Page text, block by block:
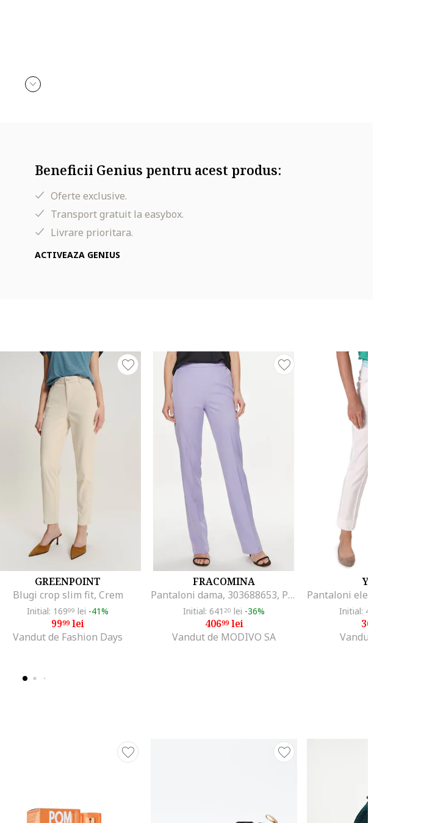
Beneficii Genius pentru acest produs:
Oferte exclusive.
Transport gratuit la easybox.
Livrare prioritara.
ACTIVEAZA GENIUS
GREENPOINT
Blugi crop slim fit, Crem
Initial: 16999 lei -41%
9999lei
Vandut de Fashion Days
FRACOMINA
Pantaloni dama, 303688653, Poliester, Violet, Violet
Initial: 641 20 lei -36%
40699lei
Vandut de MODIVO SA
YOKKO
Initial: 490
360
Vandut de YOKKO